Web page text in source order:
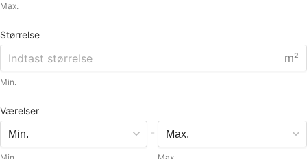
Max.
Størrelse
m²
Min.
Værelser
-